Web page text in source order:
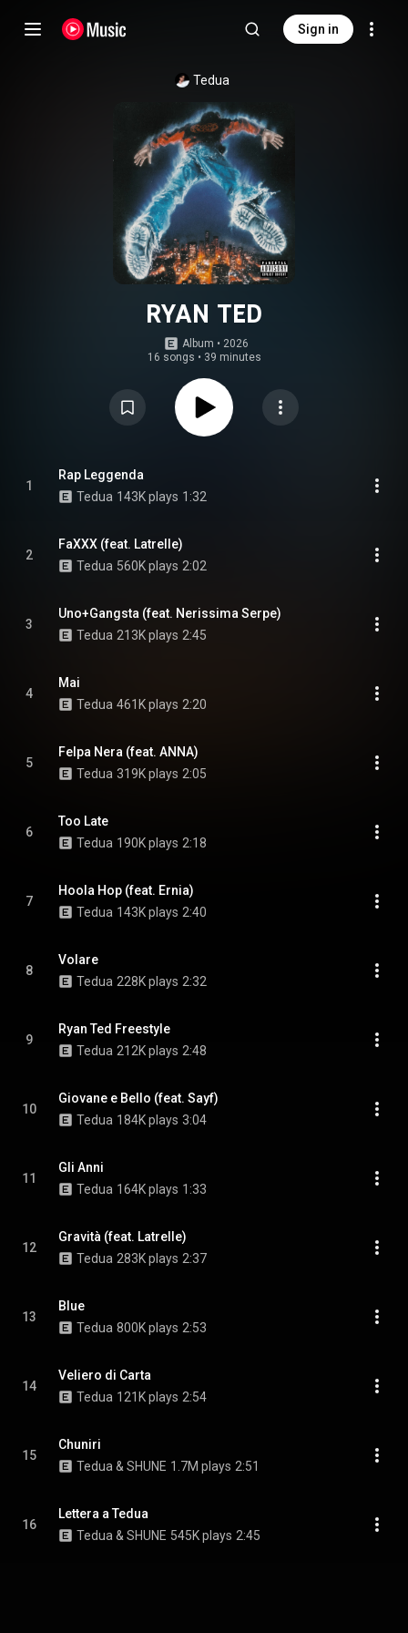
Sign in
Tedua
RYAN TED
Album • 2026
16 songs • 39 minutes
1
Rap Leggenda
Tedua 143K plays 1:32
2
FaXXX (feat. Latrelle)
Tedua 560K plays 2:02
3
Uno+Gangsta (feat. Nerissima Serpe)
Tedua 213K plays 2:45
4
Mai
Tedua 461K plays 2:20
5
Felpa Nera (feat. ANNA)
Tedua 319K plays 2:05
6
Too Late
Tedua 190K plays 2:18
7
Hoola Hop (feat. Ernia)
Tedua 143K plays 2:40
8
Volare
Tedua 228K plays 2:32
9
Ryan Ted Freestyle
Tedua 212K plays 2:48
10
Giovane e Bello (feat. Sayf)
Tedua 184K plays 3:04
11
Gli Anni
Tedua 164K plays 1:33
12
Gravità (feat. Latrelle)
Tedua 283K plays 2:37
13
Blue
Tedua 800K plays 2:53
14
Veliero di Carta
Tedua 121K plays 2:54
15
Chuniri
Tedua & SHUNE 1.7M plays 2:51
16
Lettera a Tedua
Tedua & SHUNE 545K plays 2:45